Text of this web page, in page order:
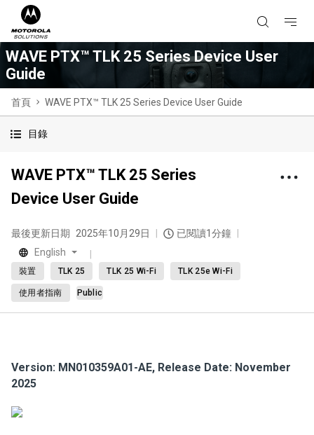
WAVE PTX™ TLK 25 Series Device User
Guide
首頁 WAVE PTX™ TLK 25 Series Device User Guide
目錄
WAVE PTX™ TLK 25 Series
Device User Guide
最後更新日期 2025年10月29日
已閱讀1分鐘
English
裝置 TLK 25 TLK 25 Wi-Fi TLK 25e Wi-Fi
使用者指南 Public
Version: MN010359A01-AE, Release Date: November
2025